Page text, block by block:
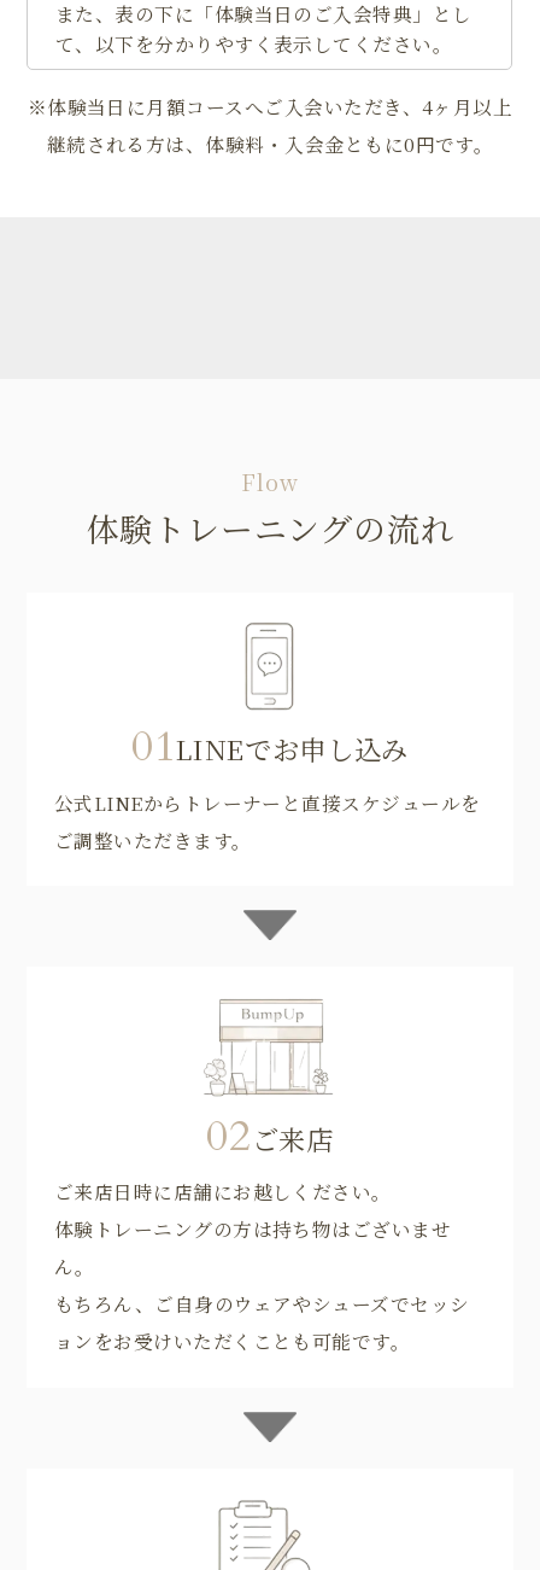
また、表の下に「体験当日のご入会特典」とし
て、以下を分かりやすく表示してください。
※体験当日に月額コースへご入会いただき、4ヶ月以上
継続される方は、体験料・入会金ともに0円です。
Flow
体験トレーニングの流れ
01LINEでお申し込み
公式LINEからトレーナーと直接スケジュールを
ご調整いただきます。
02ご来店
ご来店日時に店舗にお越しください。
体験トレーニングの方は持ち物はございませ
ん。
もちろん、ご自身のウェアやシューズでセッシ
ョンをお受けいただくことも可能です。